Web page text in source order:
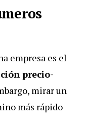
empresa es el
precio-
mirar un
más rápido